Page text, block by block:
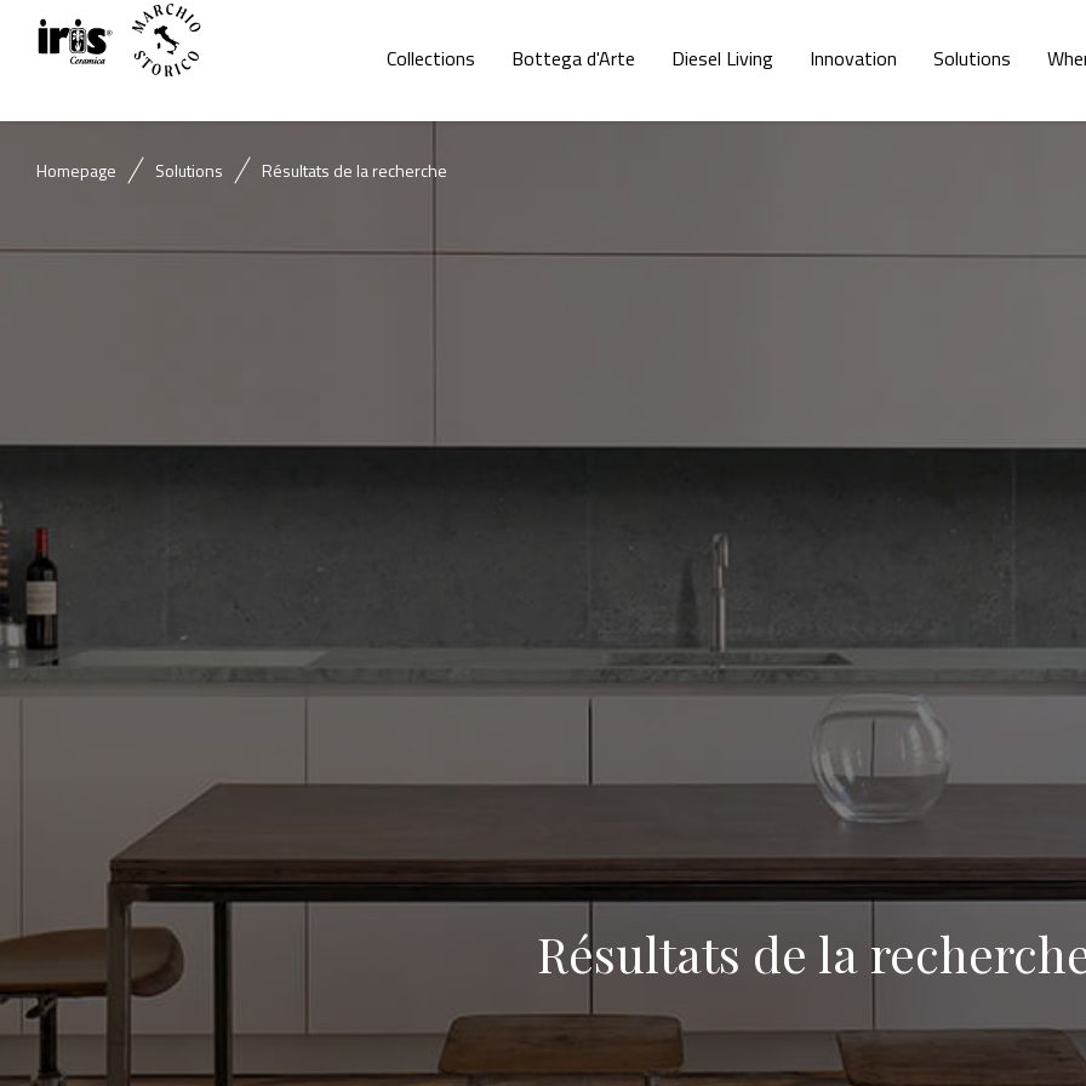
Collections Bottega d'Arte Diesel Living Innovation Solutions
Homepage Solutions Résultats de la recherche
Résultats de la